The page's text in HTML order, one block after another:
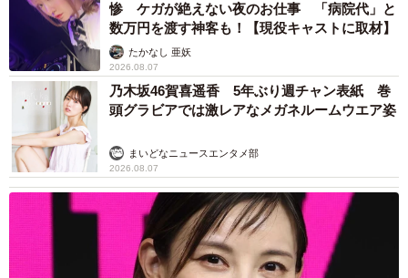
が目標です。医師としての専門性と、タレントとしての発
信力を掛け合わせ、医学や健康に関する情報を分かりやす
く社会へ届けられる存在を目指しているといいます。
惨 ケガが絶えない夜のお仕事 「病院代」と
数万円を渡す神客も！【現役キャストに取材】
たかなし 亜妖
2026.08.07
乃木坂46賀喜遥香 5年ぶり週チャン表紙 巻
頭グラビアでは激レアなメガネルームウエア姿
まいどなニュースエンタメ部
2026.08.07